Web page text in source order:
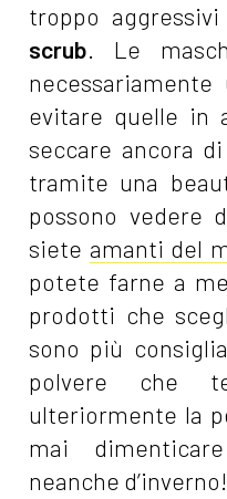
troppo aggressivi
scrub. Le
evitare quelle in
seccare ancora
tramite una
possono vedere
siete amanti del
potete farne a
prodotti che
sono più
polvere che
ulteriormente la
mai
neanche d’inverno!